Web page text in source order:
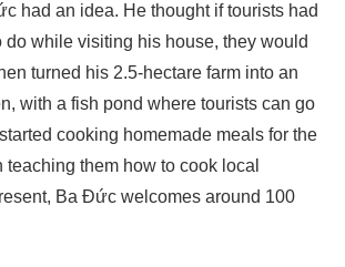
had an idea. He thought if tourists had
do while visiting his house, they would
turned his 2.5-hectare farm into an
with a fish pond where tourists can go
cooking homemade meals for the
them how to cook local
Ba Đức welcomes around 100